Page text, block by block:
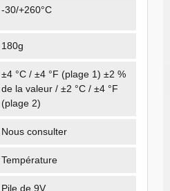
-30/+260°C
180g
±4 °C / ±4 °F (plage 1) ±2 %
de la valeur / ±2 °C / ±4 °F
(plage 2)
Nous consulter
Température
Pile de 9V